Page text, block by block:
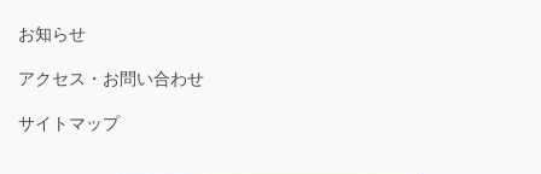
お知らせ
アクセス・お問い合わせ
サイトマップ